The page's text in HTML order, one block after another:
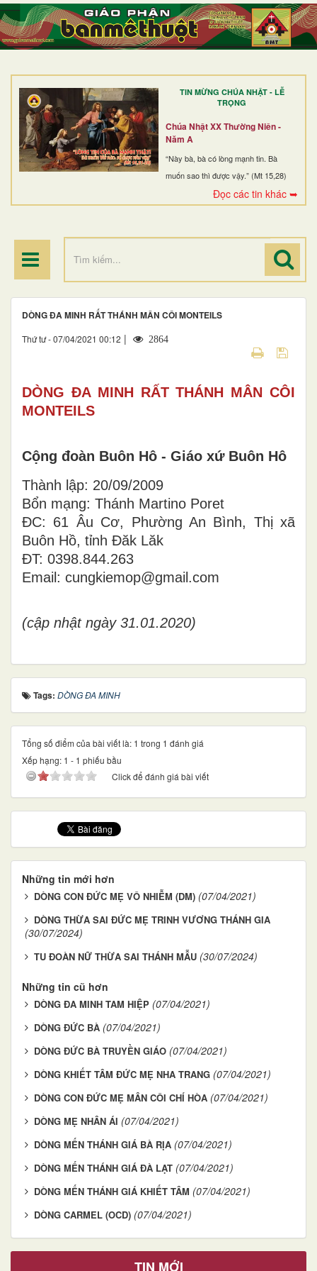
TIN MỪNG CHÚA NHẬT - LỄ
TRỌNG
Chúa Nhật XX Thường Niên -
Năm A
“Này bà, bà có lòng mạnh tin. Bà
muốn sao thì được vậy.” (Mt 15,28)
Đọc các tin khác ➥
TRANG NHẤT
GIỚI THIỆU
DÒNG TU
BAN MỤC VỤ
ĐOÀN THỂ CG
ĐIỂM HÀNH HƯƠNG
DÒNG ĐA MINH RẤT THÁNH MÂN CÔI MONTEILS
Thứ tư - 07/04/2021 00:12 | 2864
DÒNG ĐA MINH RẤT THÁNH MÂN CÔI
MONTEILS
Cộng đoàn Buôn Hô - Giáo xứ Buôn Hô
Thành lập: 20/09/2009
Bổn mạng: Thánh Martino Poret
ĐC: 61 Âu Cơ, Phường An Bình, Thị xã
Buôn Hồ, tỉnh Đăk Lăk
ĐT: 0398.844.263
Email: cungkiemop@gmail.com
(cập nhật ngày 31.01.2020)
Tags: DÒNG ĐA MINH
Tổng số điểm của bài viết là: 1 trong 1 đánh giá
Xếp hạng: 1 - 1 phiếu bầu
Click để đánh giá bài viết
Những tin mới hơn
DÒNG CON ĐỨC MẸ VÔ NHIỄM (DM) (07/04/2021)
DÒNG THỪA SAI ĐỨC MẸ TRINH VƯƠNG THÁNH GIA
(30/07/2024)
TU ĐOÀN NỮ THỪA SAI THÁNH MẪU (30/07/2024)
Những tin cũ hơn
DÒNG ĐA MINH TAM HIỆP (07/04/2021)
DÒNG ĐỨC BÀ (07/04/2021)
DÒNG ĐỨC BÀ TRUYỀN GIÁO (07/04/2021)
DÒNG KHIẾT TÂM ĐỨC MẸ NHA TRANG (07/04/2021)
DÒNG CON ĐỨC MẸ MÂN CÔI CHÍ HÒA (07/04/2021)
DÒNG MẸ NHÂN ÁI (07/04/2021)
DÒNG MẾN THÁNH GIÁ BÀ RỊA (07/04/2021)
DÒNG MẾN THÁNH GIÁ ĐÀ LẠT (07/04/2021)
DÒNG MẾN THÁNH GIÁ KHIẾT TÂM (07/04/2021)
DÒNG CARMEL (OCD) (07/04/2021)
TIN MỚI